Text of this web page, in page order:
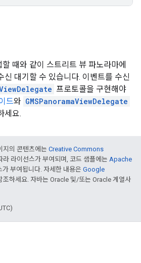
때와 같이 스트리트 뷰 파노라마에
신 대기할 수 있습니다. 이벤트를 수신
프로토콜을 구현해야
드와 GMSPanoramaViewDelegate
세요.
지의 콘텐츠에는 Creative Commons
라 라이선스가 부여되며, 코드 샘플에는 Apache
가 부여됩니다. 자세한 내용은 Google
조하세요. 자바는 Oracle 및/또는 Oracle 계열사